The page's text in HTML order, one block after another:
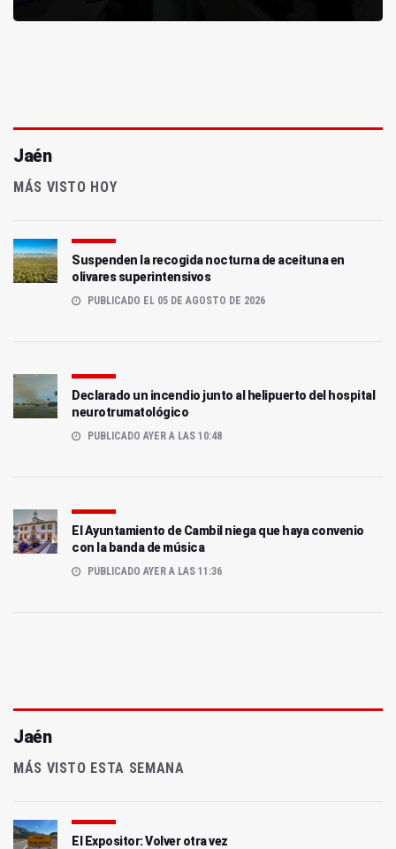
Jaén
MÁS VISTO HOY
Suspenden la recogida nocturna de aceituna en
olivares superintensivos
PUBLICADO EL 05 DE AGOSTO DE 2026
Declarado un incendio junto al helipuerto del hospital
neurotrumatológico
PUBLICADO AYER A LAS 10:48
El Ayuntamiento de Cambil niega que haya convenio
con la banda de música
PUBLICADO AYER A LAS 11:36
Jaén
MÁS VISTO ESTA SEMANA
El Expositor: Volver otra vez